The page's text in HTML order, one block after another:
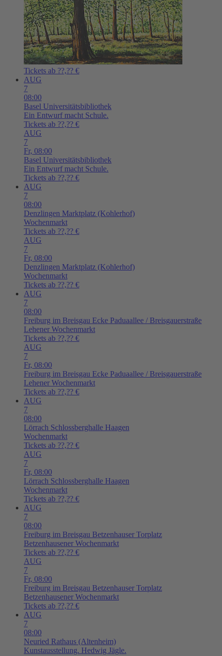
Tickets ab ??,?? €
AUG
7
08:00
Basel Universitätsbibliothek
Ein Entwurf macht Schule.
Tickets ab ??,?? €
AUG
7
Fr, 08:00
Basel Universitätsbibliothek
Ein Entwurf macht Schule.
Tickets ab ??,?? €
AUG
7
08:00
Denzlingen Marktplatz (Kohlerhof)
Wochenmarkt
Tickets ab ??,?? €
AUG
7
Fr, 08:00
Denzlingen Marktplatz (Kohlerhof)
Wochenmarkt
Tickets ab ??,?? €
AUG
7
08:00
Freiburg im Breisgau Ecke Paduaallee / Breisgauerstraße
Lehener Wochenmarkt
Tickets ab ??,?? €
AUG
7
Fr, 08:00
Freiburg im Breisgau Ecke Paduaallee / Breisgauerstraße
Lehener Wochenmarkt
Tickets ab ??,?? €
AUG
7
08:00
Lörrach Schlossberghalle Haagen
Wochenmarkt
Tickets ab ??,?? €
AUG
7
Fr, 08:00
Lörrach Schlossberghalle Haagen
Wochenmarkt
Tickets ab ??,?? €
AUG
7
08:00
Freiburg im Breisgau Betzenhauser Torplatz
Betzenhausener Wochenmarkt
Tickets ab ??,?? €
AUG
7
Fr, 08:00
Freiburg im Breisgau Betzenhauser Torplatz
Betzenhausener Wochenmarkt
Tickets ab ??,?? €
AUG
7
08:00
Neuried Rathaus (Altenheim)
Kunstausstellung. Hedwig Jägle.